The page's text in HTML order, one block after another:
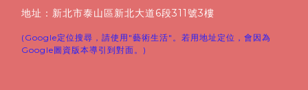
地址：新北市泰山區新北大道6段311號3樓
(Google定位搜尋，請使用"藝術生活"。若用地址定位，會因為
Google圖資版本導引到對面。)